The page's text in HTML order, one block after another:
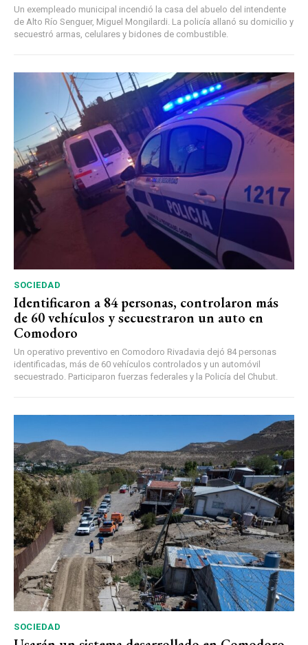
Un exempleado municipal incendió la casa del abuelo del intendente
de Alto Río Senguer, Miguel Mongilardi. La policía allanó su domicilio y
secuestró armas, celulares y bidones de combustible.
SOCIEDAD
Identificaron a 84 personas, controlaron más
de 60 vehículos y secuestraron un auto en
Comodoro
Un operativo preventivo en Comodoro Rivadavia dejó 84 personas
identificadas, más de 60 vehículos controlados y un automóvil
secuestrado. Participaron fuerzas federales y la Policía del Chubut.
SOCIEDAD